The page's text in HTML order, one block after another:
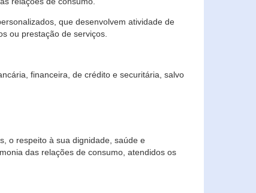
que desenvolvem atividade de
ou prestação de serviços.
financeira, de crédito e securitária, salvo
o respeito à sua dignidade, saúde e
das relações de consumo, atendidos os